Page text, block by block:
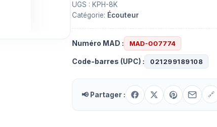
8K
UGS : KPH-8K
Catégorie: Écouteur
Numéro MAD : MAD-007774
Code-barres (UPC) : 021299189108
📢 Partager : 🔗